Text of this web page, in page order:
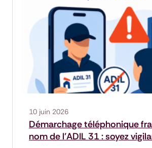
Démarchage téléphonique
nom de l'ADIL 31 : soyez
10 juin 2026